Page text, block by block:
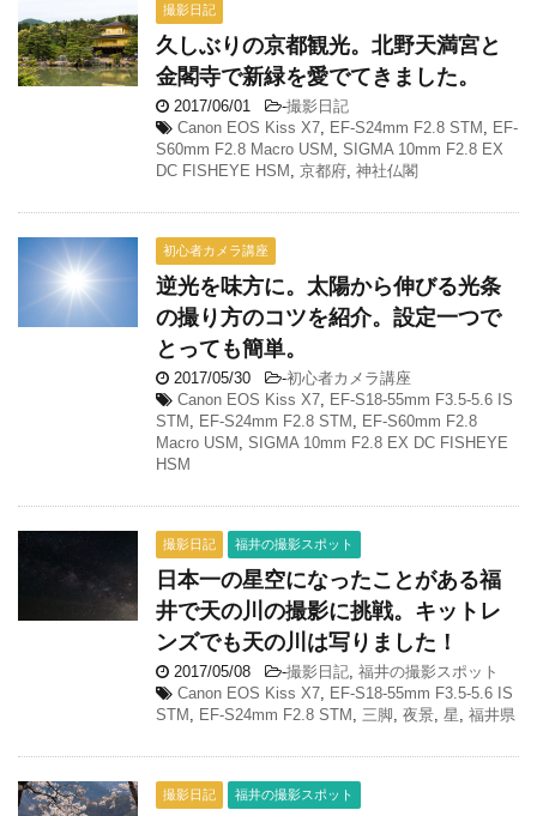
撮影日記
久しぶりの京都観光。北野天満宮と
金閣寺で新緑を愛でてきました。
2017/06/01 -撮影日記
Canon EOS Kiss X7, EF-S24mm F2.8 STM , EF-
S60mm F2.8 Macro USM , SIGMA 10mm F2.8 EX
DC FISHEYE HSM , 京都府, 神社仏閣
初心者カメラ講座
逆光を味方に。太陽から伸びる光条
の撮り方のコツを紹介。設定一つで
とっても簡単。
2017/05/30 -初心者カメラ講座
Canon EOS Kiss X7, EF-S18-55mm F3.5-5.6 IS
STM , EF-S24mm F2.8 STM , EF-S60mm F2.8
Macro USM , SIGMA 10mm F2.8 EX DC FISHEYE
HSM
撮影日記 福井の撮影スポット
日本一の星空になったことがある福
井で天の川の撮影に挑戦。キットレ
ンズでも天の川は写りました！
2017/05/08 -撮影日記, 福井の撮影スポット
Canon EOS Kiss X7, EF-S18-55mm F3.5-5.6 IS
STM , EF-S24mm F2.8 STM , 三脚, 夜景, 星, 福井県
撮影日記 福井の撮影スポット